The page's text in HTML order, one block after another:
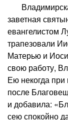
заветная
евангелистом
трапезовали
Матерью и
свою работу,
Ею некогда
после
и добавила:
сею спокойно